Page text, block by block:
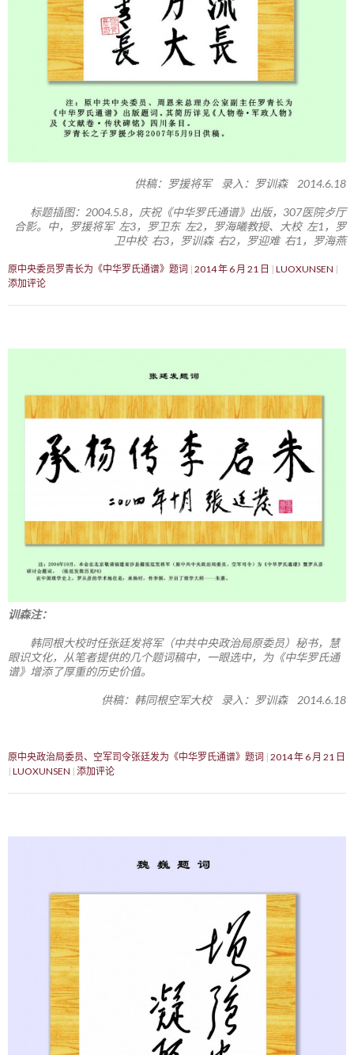
供稿：罗援将军 录入：罗训森 2014.6.18
标题插图：2004.5.8，庆祝《中华罗氏通谱》出版，307医院歺厅
合影。中，罗援将军 左3，罗卫东 左2，罗海曦教授、大校 左1，罗
卫中校 右3，罗训森 右2，罗迎难 右1，罗海燕
原中央委员罗青长为《中华罗氏通谱》题词 2014 年 6 月 21 日
LUOXUNSEN
添加评论
训森注：
韩同根大校时任张廷发将军（中共中央政治局原委员）秘书，慧
眼识文化，从笔者提供的几个题词稿中，一眼选中，为《中华罗氏通
谱》增添了厚重的历史价值。
供稿：韩同根空军大校 录入：罗训森 2014.6.18
原中央政治局委员、空军司令张廷发为《中华罗氏通谱》题词 2014 年 6 月 21 日
LUOXUNSEN 添加评论